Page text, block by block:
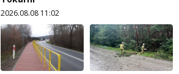
2026.08.08 11:02